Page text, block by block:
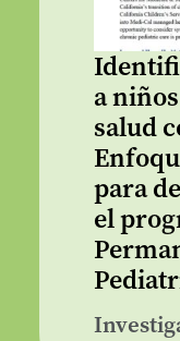
a
salud
para
el